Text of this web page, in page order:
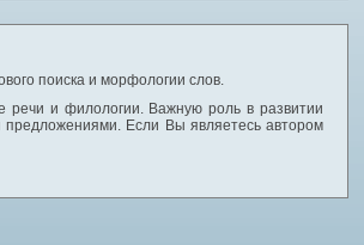
поиска и морфологии слов.
речи и филологии. Важную роль в развитии
Если Вы являетесь автором